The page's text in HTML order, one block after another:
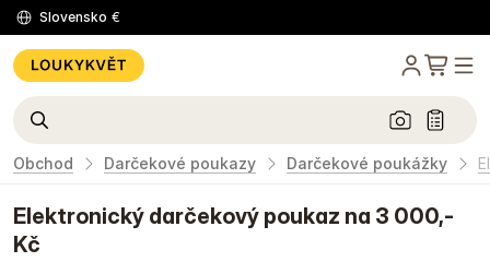
Slovensko €
Obchod Darčekové poukazy Darčekové poukážky
Elektronický darčekový poukaz na 3 000,-
Kč